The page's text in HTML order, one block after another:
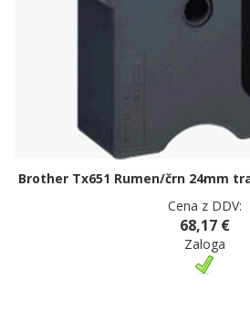
Brother Tx651 Rumen/črn 24mm
Cena z DDV:
68,17 €
Zaloga